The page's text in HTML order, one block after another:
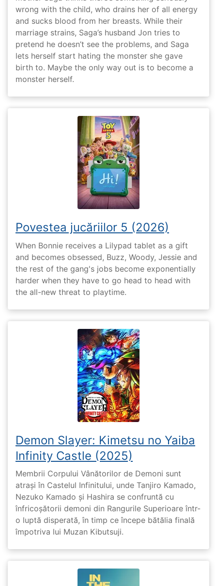
wrong with the child, who drains her of all energy
and sucks blood from her breasts. While their
marriage strains, Saga’s husband Jon tries to
pretend he doesn’t see the problems, and Saga
lets herself start hating the monster she gave
birth to. Maybe the only way out is to become a
monster herself.
Povestea jucăriilor 5 (2026)
When Bonnie receives a Lilypad tablet as a gift
and becomes obsessed, Buzz, Woody, Jessie and
the rest of the gang's jobs become exponentially
harder when they have to go head to head with
the all-new threat to playtime.
Demon Slayer: Kimetsu no Yaiba
Infinity Castle (2025)
Membrii Corpului Vânătorilor de Demoni sunt
atrași în Castelul Infinitului, unde Tanjiro Kamado,
Nezuko Kamado și Hashira se confruntă cu
înfricoșătorii demoni din Rangurile Superioare într-
o luptă disperată, în timp ce începe bătălia finală
împotriva lui Muzan Kibutsuji.